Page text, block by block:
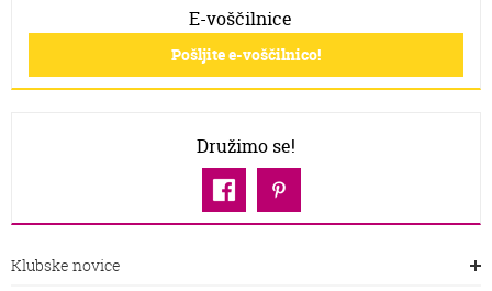
E-voščilnice
Pošljite e-voščilnico!
Družimo se!
Klubske novice